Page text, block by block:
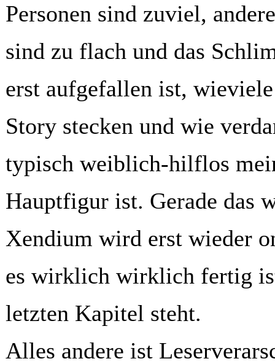
Personen sind zuviel,
sind zu flach und das
erst aufgefallen ist,
Story stecken und wie
typisch weiblich-hilflos
Hauptfigur ist. Gerade das
Xendium wird erst wieder
es wirklich wirklich fertig
letzten Kapitel steht.
Alles andere ist